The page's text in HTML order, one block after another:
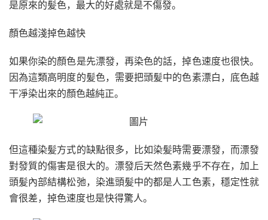
是原來的髪色，最大的好處就是不傷發。
顏色越淺掉色越快
如果你染的顏色是先漂發，再染色的話，掉色速度也很快。
因為這類高明度的髪色，需要把頭髪中的色素漂白，底色越
干凈染出來的顏色越純正。
但這種染髪方式的缺點很多，比如染髪時需要漂發，而漂發
對發質的傷害是很大的。漂發后天然色素幾乎不存在，加上
頭髪內部結構松弛，染進頭髪中的都是人工色素，穩定性就
會很差，掉色速度也是快得驚人。